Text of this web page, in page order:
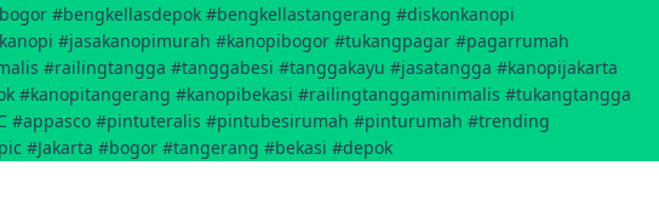
#bengkellasdepok #bengkellastangerang #diskonkanopi
#jasakanopimurah #kanopibogor #tukangpagar #pagarrumah
#railingtangga #tanggabesi #tanggakayu #jasatangga #kanopijakarta
#kanopitangerang #kanopibekasi #railingtanggaminimalis #tukangtangga
#appasco #pintuteralis #pintubesirumah #pinturumah #trending
#Jakarta #bogor #tangerang #bekasi #depok